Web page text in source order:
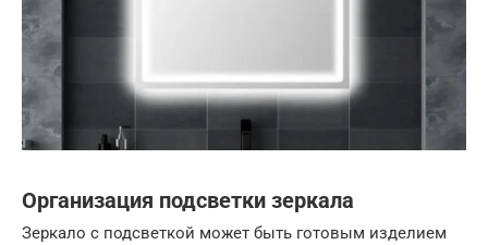
Организация подсветки зеркала
Зеркало с подсветкой может быть готовым изделием